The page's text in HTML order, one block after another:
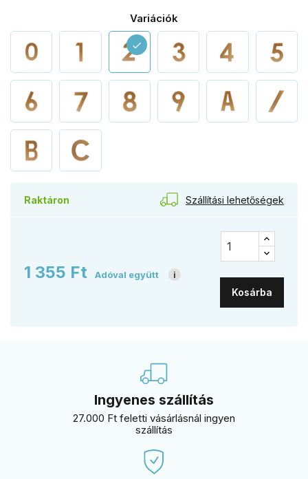
Variációk
check
Raktáron Szállítási lehetőségek
1 355 Ft Adóval együtt i
Kosárba
Ingyenes szállítás
27.000 Ft feletti vásárlásnál ingyen
szállítás